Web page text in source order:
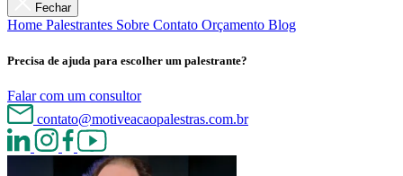
Fechar
Home Palestrantes Sobre Contato Orçamento Blog
Precisa de ajuda para escolher um palestrante?
Falar com um consultor
contato@motiveacaopalestras.com.br